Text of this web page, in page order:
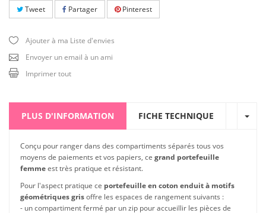
Tweet Partager Pinterest
Ajouter à ma Liste d'envies
Envoyer un email à un ami
Imprimer tout
PLUS D'INFORMATION FICHE TECHNIQUE
Conçu pour ranger dans des compartiments séparés tous vos
moyens de paiements et vos papiers, ce grand portefeuille
femmeest très pratique et résistant.
Pour l'aspect pratique ce portefeuille en coton enduit à motifs
géométriques grisoffre les espaces de rangement suivants :
- un compartiment fermé par un zip pour accueillir les pièces de